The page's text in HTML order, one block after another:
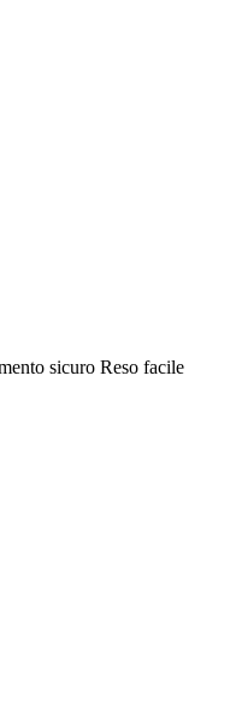
sicuro Reso facile